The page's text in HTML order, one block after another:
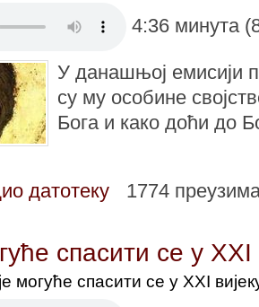
4:36 минута
У данашњој емисији
су му особине
Бога и како доћи до
датотеку 1774
спасити се у XXI
могуће спасити се у XXI